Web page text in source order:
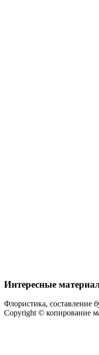
Интересные
Флористика, составление
Copyright © копирование